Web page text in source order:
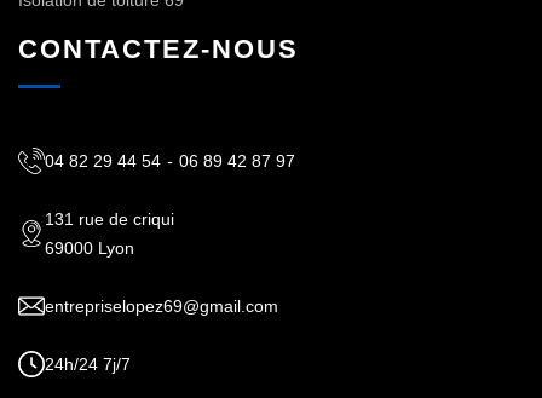
CONTACTEZ-NOUS
04 82 29 44 54 - 06 89 42 87 97
131 rue de criqui
69000 Lyon
entrepriselopez69@gmail.com
24h/24 7j/7